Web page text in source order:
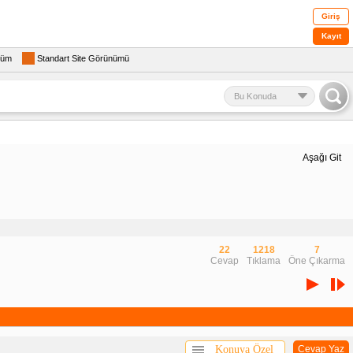
Giriş
Kayıt
Standart Site Görünümü
Bu Konuda
Aşağı Git
22
Cevap
1218
Tıklama
7
Öne Çıkarma
Cevap Yaz
Konuya Özel